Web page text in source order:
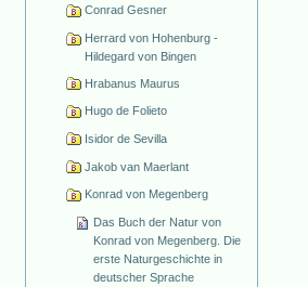
Conrad Gesner
Herrard von Hohenburg -
Hildegard von Bingen
Hrabanus Maurus
Hugo de Folieto
Isidor de Sevilla
Jakob van Maerlant
Konrad von Megenberg
Das Buch der Natur von
Konrad von Megenberg. Die
erste Naturgeschichte in
deutscher Sprache